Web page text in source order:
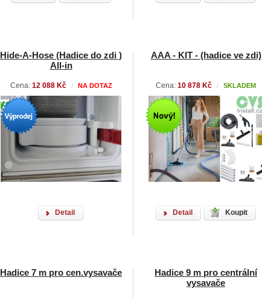
Hide-A-Hose (Hadice do zdi )
All-in
Cena: 12 088 Kč / NA DOTAZ
Detail
AAA - KIT - (hadice ve zdi)
Cena: 10 878 Kč / SKLADEM
Detail Koupit
Hadice 7 m pro cen.vysavače
Hadice 9 m pro centrální
vysavače